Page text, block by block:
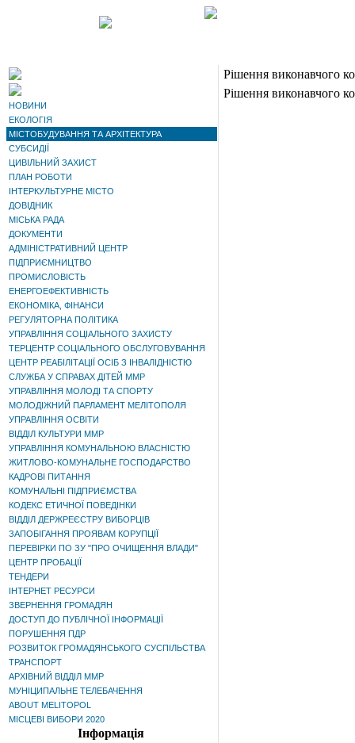
НОВИНИ
ЕКОЛОГІЯ
МІСТОБУДУВАННЯ ТА АРХІТЕКТУРА
СУБСИДІЇ
ЦИВІЛЬНИЙ ЗАХИСТ
ПЛАН РОБОТИ
ІНТЕРКУЛЬТУРНЕ МІСТО
ДОВІДНИК
МІСЬКА РАДА
ДОКУМЕНТИ
АДМІНІСТРАТИВНИЙ ЦЕНТР
ПІДПРИЄМНИЦТВО
ПРОМИСЛОВІСТЬ
ЕНЕРГОЕФЕКТИВНІСТЬ
ЕКОНОМІКА, ФІНАНСИ
РЕГУЛЯТОРНА ПОЛІТИКА
УПРАВЛІННЯ СОЦІАЛЬНОГО ЗАХИСТУ
ТЕРЦЕНТР СОЦІАЛЬНОГО ОБСЛУГОВУВАННЯ
ЦЕНТР РЕАБІЛІТАЦІЇ ОСІБ З ІНВАЛІДНІСТЮ
СЛУЖБА У СПРАВАХ ДІТЕЙ ММР
УПРАВЛІННЯ МОЛОДІ ТА СПОРТУ
МОЛОДІЖНИЙ ПАРЛАМЕНТ МЕЛІТОПОЛЯ
УПРАВЛІННЯ ОСВІТИ
ВІДДІЛ КУЛЬТУРИ ММР
УПРАВЛІННЯ КОМУНАЛЬНОЮ ВЛАСНІСТЮ
ЖИТЛОВО-КОМУНАЛЬНЕ ГОСПОДАРСТВО
КАДРОВІ ПИТАННЯ
КОМУНАЛЬНІ ПІДПРИЄМСТВА
КОДЕКС ЕТИЧНОЇ ПОВЕДІНКИ
ВІДДІЛ ДЕРЖРЕЄСТРУ ВИБОРЦІВ
ЗАПОБІГАННЯ ПРОЯВАМ КОРУПЦІЇ
ПЕРЕВІРКИ ПО ЗУ "ПРО ОЧИЩЕННЯ ВЛАДИ"
ЦЕНТР ПРОБАЦІЇ
ТЕНДЕРИ
ІНТЕРНЕТ РЕСУРСИ
ЗВЕРНЕННЯ ГРОМАДЯН
ДОСТУП ДО ПУБЛІЧНОЇ ІНФОРМАЦІЇ
ПОРУШЕННЯ ПДР
РОЗВИТОК ГРОМАДЯНСЬКОГО СУСПІЛЬСТВА
ТРАНСПОРТ
АРХІВНИЙ ВІДДІЛ ММР
МУНІЦИПАЛЬНЕ ТЕЛЕБАЧЕННЯ
ABOUT MELITOPOL
МІСЦЕВІ ВИБОРИ 2020
Інформація
Рішення виконавчого
Рішення виконавчого